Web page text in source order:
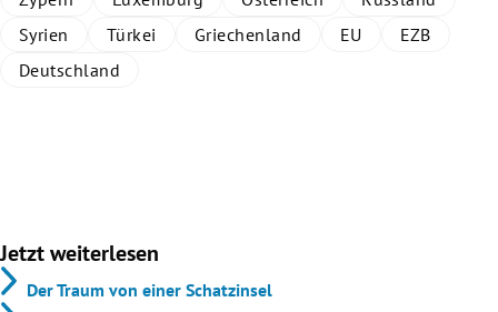
Syrien
Türkei Griechenland EU
EZB
Deutschland
Jetzt weiterlesen
Der Traum von einer Schatzinsel